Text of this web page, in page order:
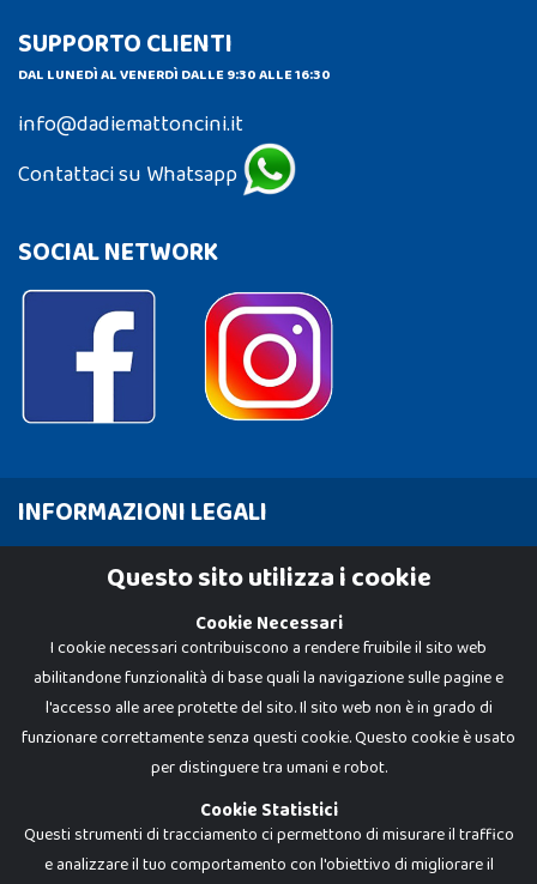
SUPPORTO CLIENTI
DAL LUNEDÌ AL VENERDÌ DALLE 9:30 ALLE 16:30
info@dadiemattoncini.it
Contattaci su Whatsapp
SOCIAL NETWORK
INFORMAZIONI LEGALI
Cookie PolicyQuesto sito utilizza i cookie
Cookie Necessari
I cookie necessari contribuiscono a rendere fruibile il sito web
abilitandone funzionalità di base quali la navigazione sulle pagine e
l'accesso alle aree protette del sito. Il sito web non è in grado di
funzionare correttamente senza questi cookie. Questo cookie è usato
per distinguere tra umani e robot.
Cookie Statistici
Questi strumenti di tracciamento ci permettono di misurare il traffico
e analizzare il tuo comportamento con l'obiettivo di migliorare il